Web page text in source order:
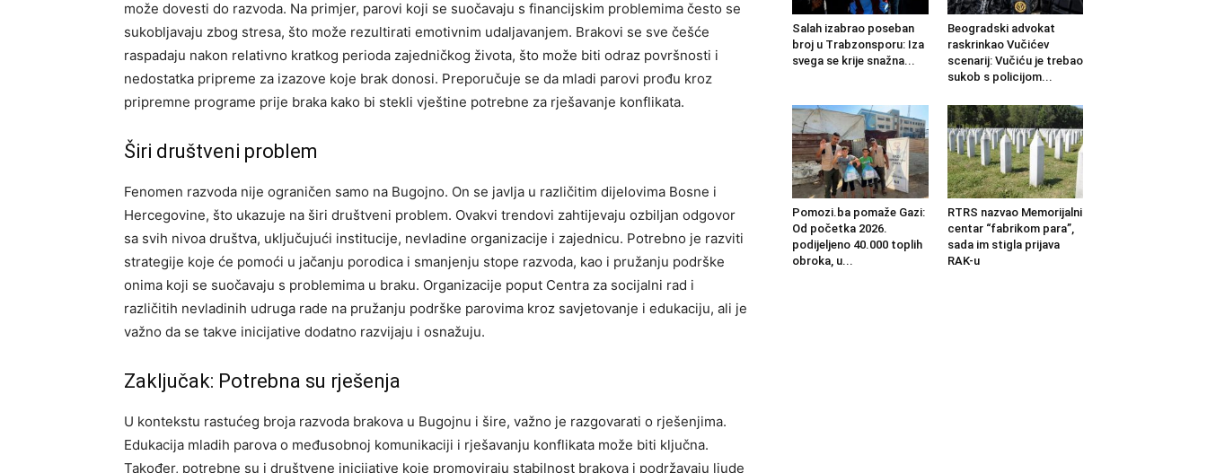
može dovesti do razvoda. Na primjer, parovi koji se suočavaju s financijskim problemima često se
sukobljavaju zbog stresa, što može rezultirati emotivnim udaljavanjem. Brakovi se sve češće
raspadaju nakon relativno kratkog perioda zajedničkog života, što može biti odraz površnosti i
nedostatka pripreme za izazove koje brak donosi. Preporučuje se da mladi parovi prođu kroz
pripremne programe prije braka kako bi stekli vještine potrebne za rješavanje konflikata.
Širi društveni problem
Fenomen razvoda nije ograničen samo na Bugojno. On se javlja u različitim dijelovima Bosne i
Hercegovine, što ukazuje na širi društveni problem. Ovakvi trendovi zahtijevaju ozbiljan odgovor
sa svih nivoa društva, uključujući institucije, nevladine organizacije i zajednicu. Potrebno je razviti
strategije koje će pomoći u jačanju porodica i smanjenju stope razvoda, kao i pružanju podrške
onima koji se suočavaju s problemima u braku. Organizacije poput Centra za socijalni rad i
različitih nevladinih udruga rade na pružanju podrške parovima kroz savjetovanje i edukaciju, ali je
važno da se takve inicijative dodatno razvijaju i osnažuju.
Zaključak: Potrebna su rješenja
U kontekstu rastućeg broja razvoda brakova u Bugojnu i šire, važno je razgovarati o rješenjima.
Edukacija mladih parova o međusobnoj komunikaciji i rješavanju konflikata može biti ključna.
Također, potrebne su i društvene inicijative koje promoviraju stabilnost brakova i podržavaju ljude
Salah izabrao poseban
broj u Trabzonsporu: Iza
svega se krije snažna...
Beogradski advokat
raskrinkao Vučićev
scenarij: Vučiću je trebao
sukob s policijom...
Pomozi.ba pomaže Gazi:
Od početka 2026.
podijeljeno 40.000 toplih
obroka, u...
RTRS nazvao Memorijalni
centar “fabrikom para”,
sada im stigla prijava
RAK-u